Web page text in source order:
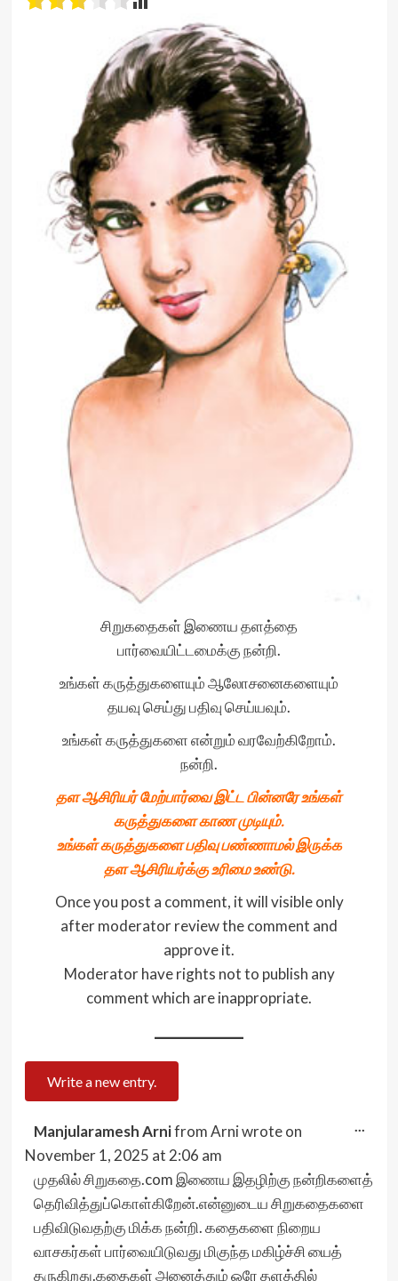
சிறுகதைகள் இணைய தளத்தை
பார்வையிட்டமைக்கு நன்றி.
உங்கள் கருத்துகளையும் ஆலோசனைகளையும்
தயவு செய்து பதிவு செய்யவும்.
உங்கள் கருத்துகளை என்றும் வரவேற்கிறோம்.
நன்றி.
தள ஆசிரியர் மேற்பார்வை இட்ட பின்னரே உங்கள்
கருத்துகளை காண முடியும்.
உங்கள் கருத்துகளை பதிவு பண்ணாமல் இருக்க
தள ஆசிரியர்க்கு உரிமை உண்டு.
Once you post a comment, it will visible only
after moderator review the comment and
approve it.
Moderator have rights not to publish any
comment which are inappropriate.
Manjularamesh ArnifromArniwrote on
November 1, 2025 at 2:06 am
முதலில் சிறுகதை.com இணைய இதழிற்கு நன்றிகளைத்
தெரிவித்துப்கொள்கிறேன்.என்னுடைய சிறுகதைகளை
பதிவிடுவதற்கு மிக்க நன்றி. கதைகளை நிறைய
வாசகர்கள் பார்வையிடுவது மிகுந்த மகிழ்ச்சி யைத்
தருகிறது.கதைகள் அனைத்தும் ஒரே தளத்தில்
...